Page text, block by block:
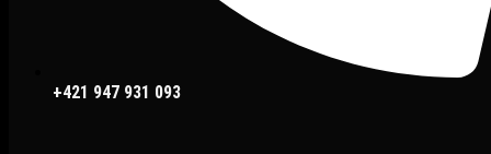
+421 947 931 093